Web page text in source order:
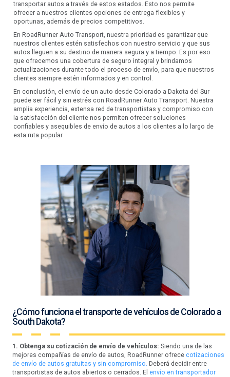
transportar autos a través de estos estados. Esto nos permite
ofrecer a nuestros clientes opciones de entrega flexibles y
oportunas, además de precios competitivos.
En RoadRunner Auto Transport, nuestra prioridad es garantizar que
nuestros clientes estén satisfechos con nuestro servicio y que sus
autos lleguen a su destino de manera segura y a tiempo. Es por eso
que ofrecemos una cobertura de seguro integral y brindamos
actualizaciones durante todo el proceso de envío, para que nuestros
clientes siempre estén informados y en control.
En conclusión, el envío de un auto desde Colorado a Dakota del Sur
puede ser fácil y sin estrés con RoadRunner Auto Transport. Nuestra
amplia experiencia, extensa red de transportistas y compromiso con
la satisfacción del cliente nos permiten ofrecer soluciones
confiables y asequibles de envío de autos a los clientes a lo largo de
esta ruta popular.
¿Cómo funciona el transporte de vehículos de Colorado a
South Dakota?
1. Obtenga su cotización de envío de vehículos: Siendo una de las
mejores compañías de envío de autos, RoadRunner ofrece cotizaciones
de envío de autos gratuitas y sin compromiso. Deberá decidir entre
transportistas de autos abiertos o cerrados. El envío en transportador